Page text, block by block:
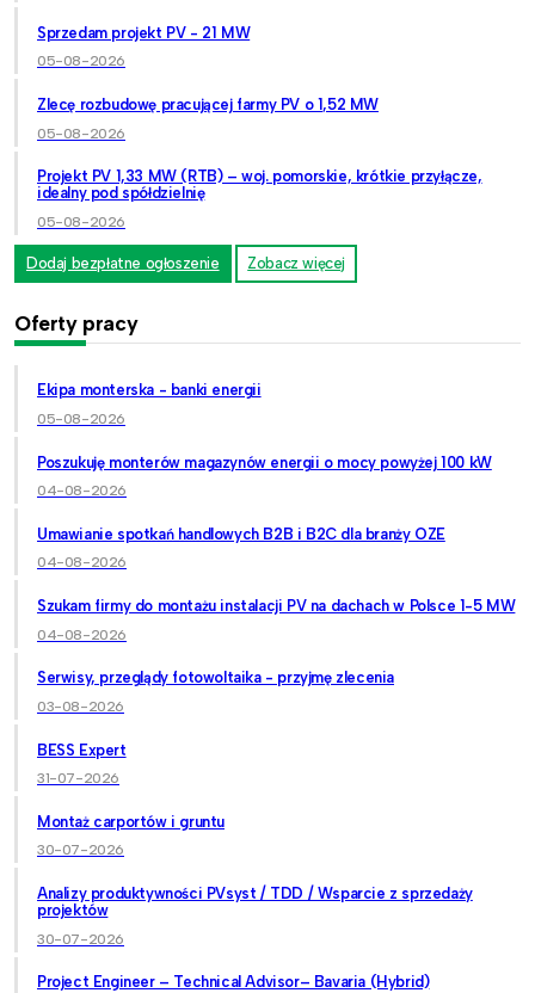
Sprzedam projekt PV - 21 MW
05-08-2026
Zlecę rozbudowę pracującej farmy PV o 1,52 MW
05-08-2026
Projekt PV 1,33 MW (RTB) – woj. pomorskie, krótkie przyłącze,
idealny pod spółdzielnię
05-08-2026
Dodaj bezpłatne ogłoszenie Zobacz więcej
Oferty pracy
Ekipa monterska - banki energii
05-08-2026
Poszukuję monterów magazynów energii o mocy powyżej 100 kW
04-08-2026
Umawianie spotkań handlowych B2B i B2C dla branży OZE
04-08-2026
Szukam firmy do montażu instalacji PV na dachach w Polsce 1-5 MW
04-08-2026
Serwisy, przeglądy fotowoltaika - przyjmę zlecenia
03-08-2026
BESS Expert
31-07-2026
Montaż carportów i gruntu
30-07-2026
Analizy produktywności PVsyst / TDD / Wsparcie z sprzedaży
projektów
30-07-2026
Project Engineer – Technical Advisor– Bavaria (Hybrid)